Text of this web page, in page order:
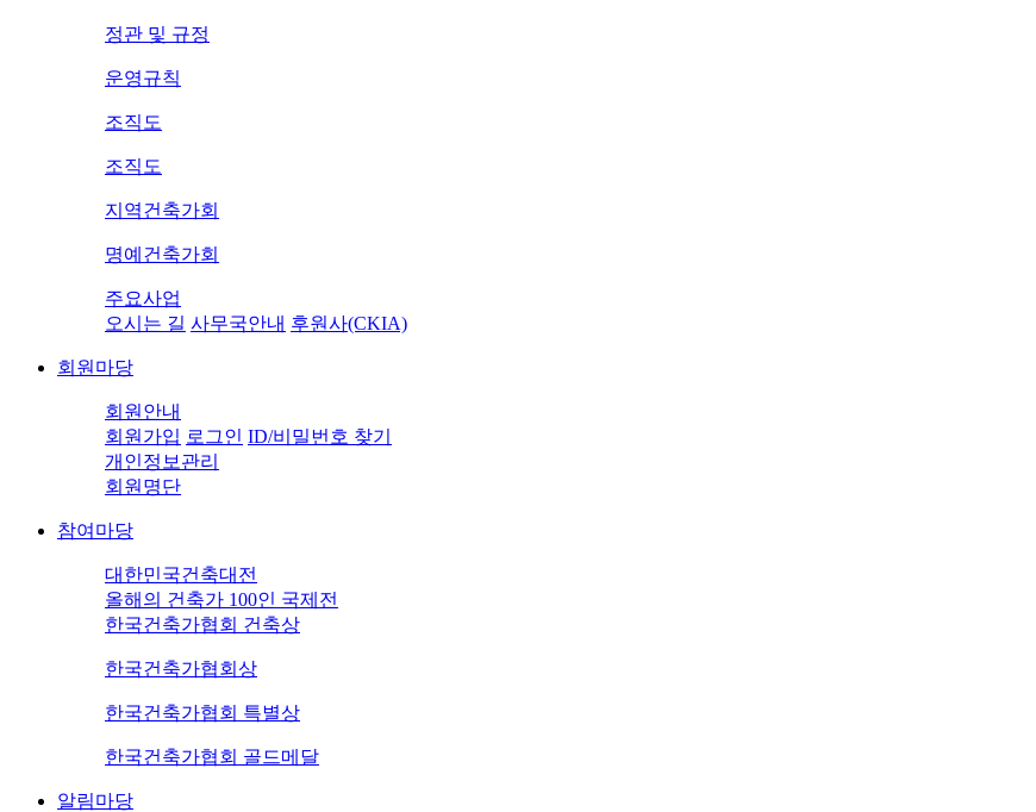
정관 및 규정
운영규칙
조직도
조직도
지역건축가회
명예건축가회
주요사업
오시는 길 사무국안내 후원사(CKIA)
회원마당
회원안내
회원가입 로그인 ID/비밀번호 찾기
개인정보관리
회원명단
참여마당
대한민국건축대전
올해의 건축가 100인 국제전
한국건축가협회 건축상
한국건축가협회상
한국건축가협회 특별상
한국건축가협회 골드메달
알림마당